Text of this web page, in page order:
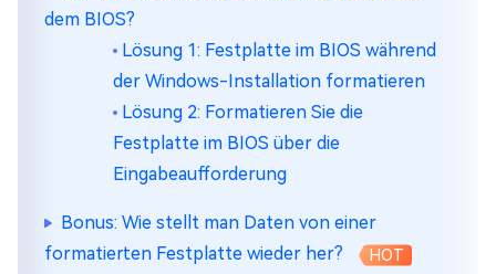
dem BIOS?
Lösung 1: Festplatte im BIOS während
der Windows-Installation formatieren
Lösung 2: Formatieren Sie die
Festplatte im BIOS über die
Eingabeaufforderung
Bonus: Wie stellt man Daten von einer
formatierten Festplatte wieder her?
HOT